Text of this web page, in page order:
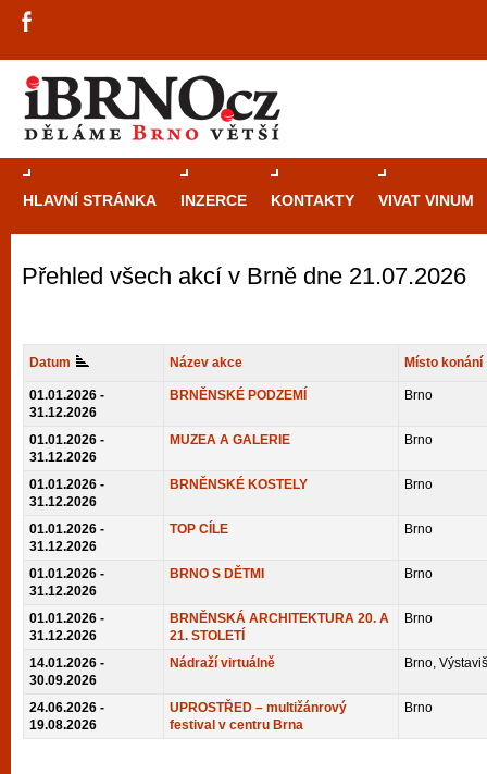
HLAVNÍ STRÁNKA INZERCE KONTAKTY VIVAT VINUM
Přehled všech akcí v Brně dne 21.07.2026
Datum Název akce Místo konání
01.01.2026 -
31.12.2026
BRNĚNSKÉ PODZEMÍ Brno
01.01.2026 -
31.12.2026
MUZEA A GALERIE Brno
01.01.2026 -
31.12.2026
BRNĚNSKÉ KOSTELY Brno
01.01.2026 -
31.12.2026
TOP CÍLE Brno
01.01.2026 -
31.12.2026
BRNO S DĚTMI Brno
01.01.2026 -
31.12.2026
BRNĚNSKÁ ARCHITEKTURA 20. A
21. STOLETÍ
Brno
14.01.2026 -
30.09.2026
Nádraží virtuálně Brno,
24.06.2026 -
19.08.2026
UPROSTŘED – multižánrový
festival v centru Brna
Brno
Průvodce
automaty
Brno je
restaurace,
Mimo jiné je ale také místem, kde si
vyzkoušet různé kasinové hry. V
metropoli naleznete širokou nabídku her
po moderní automaty jak pro pravidelné
příležitostné hráče. V...